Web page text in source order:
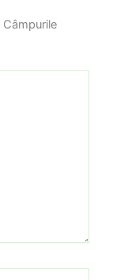
Câmpurile